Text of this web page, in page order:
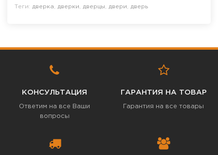
Теги: дверка дверки дверцы двери дверь
КОНСУЛЬТАЦИЯ
Ответим на все Ваши
вопросы
ГАРАНТИЯ НА ТОВАР
Гарантия на все товары